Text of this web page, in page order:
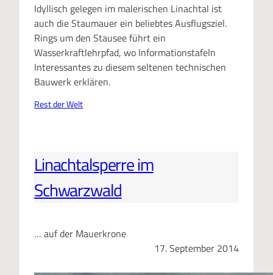
Idyllisch gelegen im malerischen Linachtal ist
auch die Staumauer ein beliebtes Ausflugsziel.
Rings um den Stausee führt ein
Wasserkraftlehrpfad, wo Informationstafeln
Interessantes zu diesem seltenen technischen
Bauwerk erklären.
Rest der Welt
Linachtalsperre im
Schwarzwald
… auf der Mauerkrone
17. September 2014